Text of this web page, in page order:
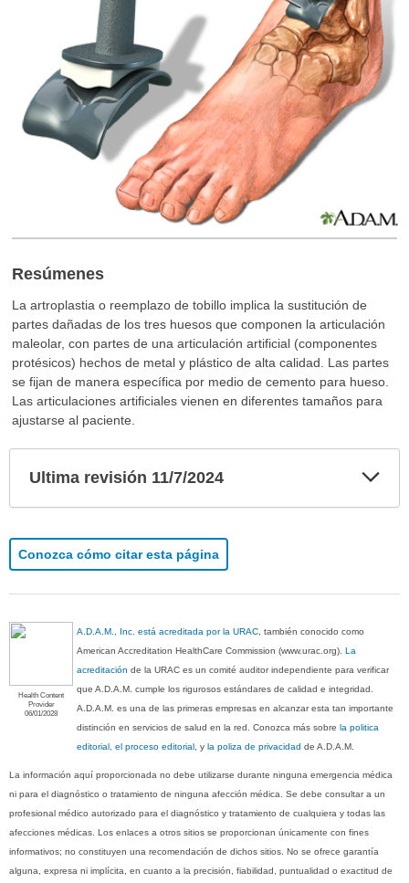
Resúmenes
La artroplastia o reemplazo de tobillo implica la sustitución de
partes dañadas de los tres huesos que componen la articulación
maleolar, con partes de una articulación artificial (componentes
protésicos) hechos de metal y plástico de alta calidad. Las partes
se fijan de manera específica por medio de cemento para hueso.
Las articulaciones artificiales vienen en diferentes tamaños para
ajustarse al paciente.
Ultima revisión 11/7/2024
Conozca cómo citar esta página
Health Content
Provider
06/01/2028
A.D.A.M., Inc. está acreditada por la URAC , también conocido como
American Accreditation HealthCare Commission (www.urac.org).La
acreditación de la URAC es un comité auditor independiente para verificar
que A.D.A.M. cumple los rigurosos estándares de calidad e integridad.
A.D.A.M. es una de las primeras empresas en alcanzar esta tan importante
distinción en servicios de salud en la red. Conozca más sobrela politica
editorial, el proceso editorial , yla poliza de privacidad de A.D.A.M.
La información aquí proporcionada no debe utilizarse durante ninguna emergencia médica
ni para el diagnóstico o tratamiento de ninguna afección médica. Se debe consultar a un
profesional médico autorizado para el diagnóstico y tratamiento de cualquiera y todas las
afecciones médicas. Los enlaces a otros sitios se proporcionan únicamente con fines
informativos; no constituyen una recomendación de dichos sitios. No se ofrece garantía
alguna, expresa ni implícita, en cuanto a la precisión, fiabilidad, puntualidad o exactitud de